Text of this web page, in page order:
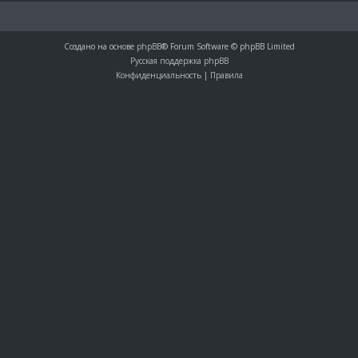
Создано на основе phpBB® Forum Software © phpBB Limited
Русская поддержка phpBB
Конфиденциальность| Правила